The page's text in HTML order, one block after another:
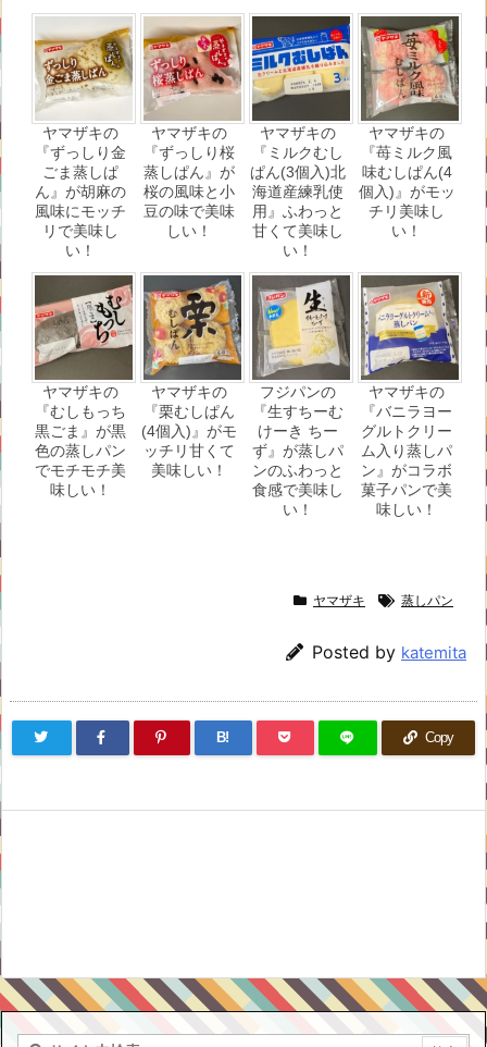
ヤマザキの
『ずっしり金
ごま蒸しぱ
ん』が胡麻の
風味にモッチ
リで美味し
い！
ヤマザキの
『ずっしり桜
蒸しぱん』が
桜の風味と小
豆の味で美味
しい！
ヤマザキの
『ミルクむし
ぱん(3個入)北
海道産練乳使
用』ふわっと
甘くて美味し
い！
ヤマザキの
『苺ミルク風
味むしぱん(4
個入)』がモッ
チリ美味し
い！
ヤマザキの
『むしもっち
黒ごま』が黒
色の蒸しパン
でモチモチ美
味しい！
ヤマザキの
『栗むしぱん
(4個入)』がモ
ッチリ甘くて
美味しい！
フジパンの
『生すちーむ
けーき ちー
ず』が蒸しパ
ンのふわっと
食感で美味し
い！
ヤマザキの
『バニラヨー
グルトクリー
ム入り蒸しパ
ン』がコラボ
菓子パンで美
味しい！
ヤマザキ 蒸しパン
Posted by katemita
B! Copy